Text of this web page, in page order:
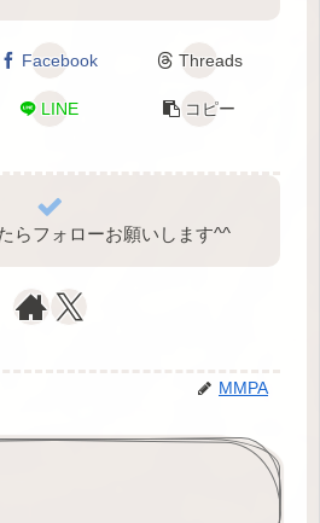
Facebook Threads
LINE コピー
らフォローお願いします^⁠^⁠
MMPA